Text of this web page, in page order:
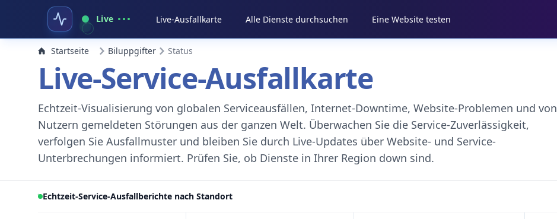
Live Live-Ausfallkarte Alle Dienste durchsuchen Eine Website testen
Startseite Biluppgifter Status
Live-Service-Ausfallkarte
Echtzeit-Visualisierung von globalen Serviceausfällen, Internet-Downtime, Website-Problemen und von
Nutzern gemeldeten Störungen aus der ganzen Welt. Überwachen Sie die Service-Zuverlässigkeit,
verfolgen Sie Ausfallmuster und bleiben Sie durch Live-Updates über Website- und Service-
Unterbrechungen informiert. Prüfen Sie, ob Dienste in Ihrer Region down sind.
Echtzeit-Service-Ausfallberichte nach Standort